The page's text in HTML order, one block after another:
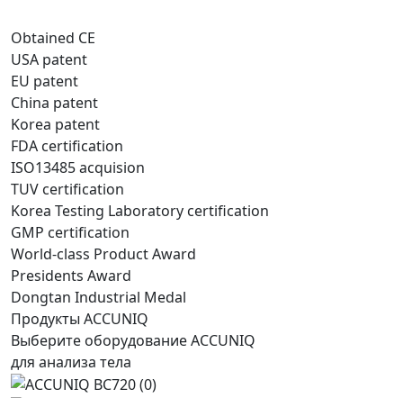
Obtained CE
USA patent
EU patent
China patent
Korea patent
FDA certification
ISO13485 acquision
TUV certification
Korea Testing Laboratory certification
GMP certification
World-class Product Award
Presidents Award
Dongtan Industrial Medal
Продукты ACCUNIQ
Выберите оборудование ACCUNIQ
для анализа тела